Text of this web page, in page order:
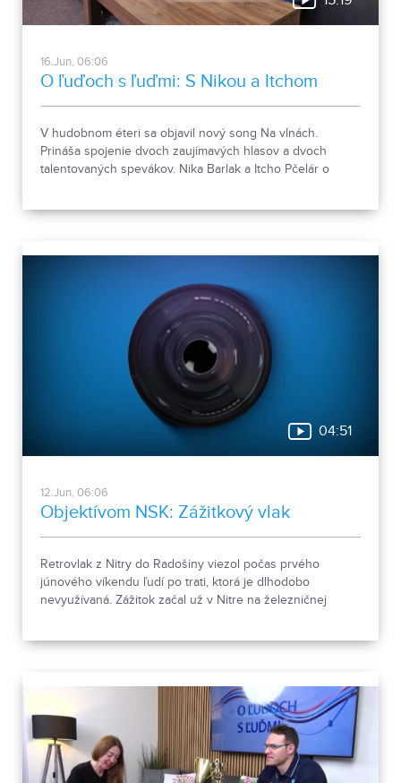
16.Jun, 06:06
O ľuďoch s ľuďmi: S Nikou a Itchom
V hudobnom éteri sa objavil nový song Na vlnách.
Prináša spojenie dvoch zaujímavých hlasov a dvoch
talentovaných spevákov. Nika Barlak a Itcho Pčelár o
04:51
12.Jun, 06:06
Objektívom NSK: Zážitkový vlak
Retrovlak z Nitry do Radošiny viezol počas prvého
júnového víkendu ľudí po trati, ktorá je dlhodobo
nevyužívaná. Zážitok začal už v Nitre na železničnej